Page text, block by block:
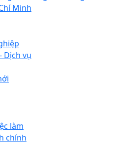
Minh
Dịch vụ
làm
chính